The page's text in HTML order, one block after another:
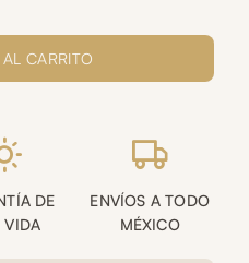
CARRITO
DE
VIDA
ENVÍOS A TODO
MÉXICO